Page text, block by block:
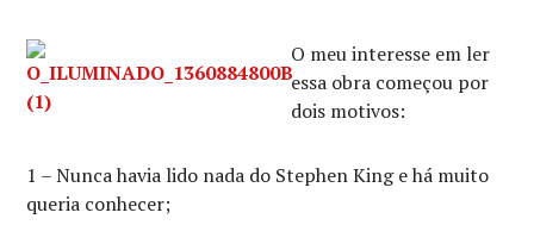
O meu interesse em ler
essa obra começou por
dois motivos:
1 – Nunca havia lido nada do Stephen King e há muito
queria conhecer;